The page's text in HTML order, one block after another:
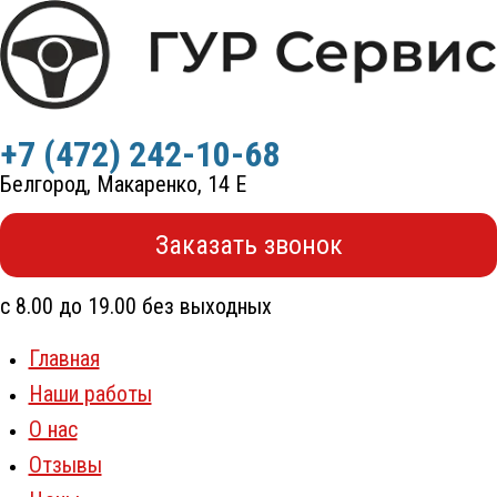
Перейти
к
содержимому
+7 (472) 242-10-68
Белгород, Макаренко, 14 Е
Заказать звонок
с 8.00 до 19.00 без выходных
Главная
Наши работы
О нас
Отзывы